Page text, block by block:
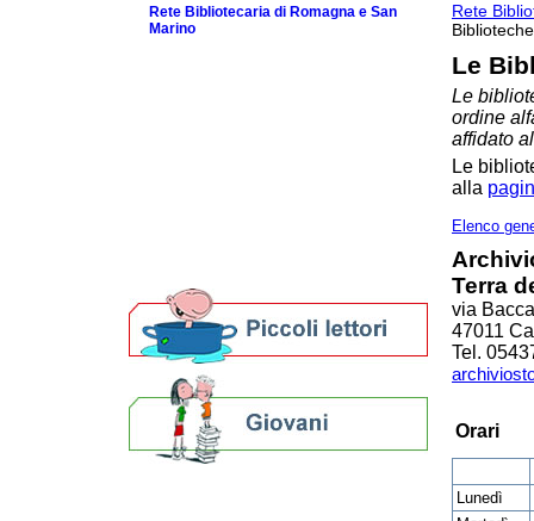
Rete
Biblioteche
Le
Le
ordine
affidato
Le
alla
Elenco
Terra
via
47011
Tel.
Orari
Lunedì
Rete Bibliotecaria di Romagna e San
Marino